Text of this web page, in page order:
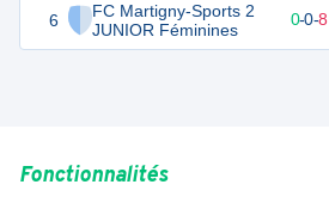
6
FC Martigny-Sports 2
JUNIOR Féminines
0 8 0-0-8
Fonctionnalités